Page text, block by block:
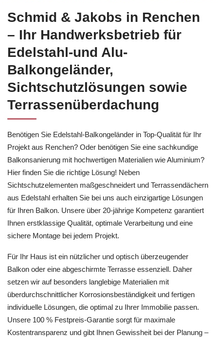
Schmid & Jakobs in Renchen
– Ihr Handwerksbetrieb für
Edelstahl-und Alu-
Balkongeländer,
Sichtschutzlösungen sowie
Terrassenüberdachung
Benötigen Sie Edelstahl-Balkongeländer in Top-Qualität für Ihr
Projekt aus Renchen? Oder benötigen Sie eine sachkundige
Balkonsanierung mit hochwertigen Materialien wie Aluminium?
Hier finden Sie die richtige Lösung! Neben
Sichtschutzelementen maßgeschneidert und Terrassendächern
aus Edelstahl erhalten Sie bei uns auch einzigartige Lösungen
für Ihren Balkon. Unsere über 20-jährige Kompetenz garantiert
Ihnen erstklassige Qualität, optimale Verarbeitung und eine
sichere Montage bei jedem Projekt.
Für Ihr Haus ist ein nützlicher und optisch überzeugender
Balkon oder eine abgeschirmte Terrasse essenziell. Daher
setzen wir auf besonders langlebige Materialien mit
überdurchschnittlicher Korrosionsbeständigkeit und fertigen
individuelle Lösungen, die optimal zu Ihrer Immobilie passen.
Unsere 100 % Festpreis-Garantie sorgt für maximale
Kostentransparenz und gibt Ihnen Gewissheit bei der Planung –